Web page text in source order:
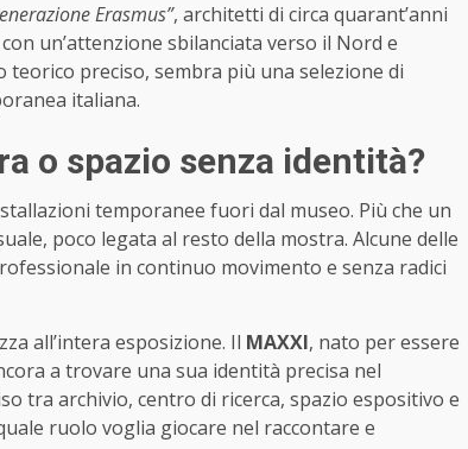
Erasmus”, architetti di circa quarant’anni
un’attenzione sbilanciata verso il Nord e
teorico preciso, sembra più una selezione di
italiana.
o spazio senza identità?
temporanee fuori dal museo. Più che un
poco legata al resto della mostra. Alcune delle
in continuo movimento e senza radici
all’intera esposizione. Il MAXXI, nato per essere
a trovare una sua identità precisa nel
tra archivio, centro di ricerca, spazio espositivo e
ruolo voglia giocare nel raccontare e